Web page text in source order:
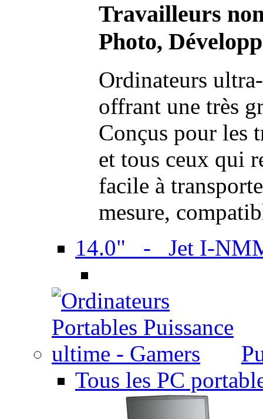
Travailleurs
Photo,
Ordinateurs
offrant une très
Conçus pour les
et tous ceux qui
facile à
mesure,
14.0" - Jet I-
Tous les PC